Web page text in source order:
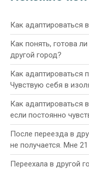
Как адаптироваться
Как понять, готова
другой город?
Как адаптироваться
Чувствую себя в
Как адаптироваться
если постоянно
своём месте?
После переезда в
не получается. Мне
Переехала в другой